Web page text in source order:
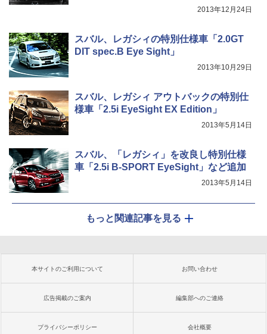
2013年12月24日
スバル、レガシィの特別仕様車「2.0GT
DIT spec.B Eye Sight」
2013年10月29日
スバル、レガシィ アウトバックの特別仕
様車「2.5i EyeSight EX Edition」
2013年5月14日
スバル、「レガシィ」を改良し特別仕様
車「2.5i B-SPORT EyeSight」など追加
2013年5月14日
もっと関連記事を見る
本サイトのご利用について お問い合わせ
広告掲載のご案内 編集部へのご連絡
プライバシーポリシー 会社概要